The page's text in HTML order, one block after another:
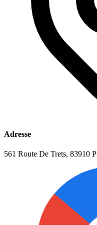
Adresse
561 Route De Trets, 83910